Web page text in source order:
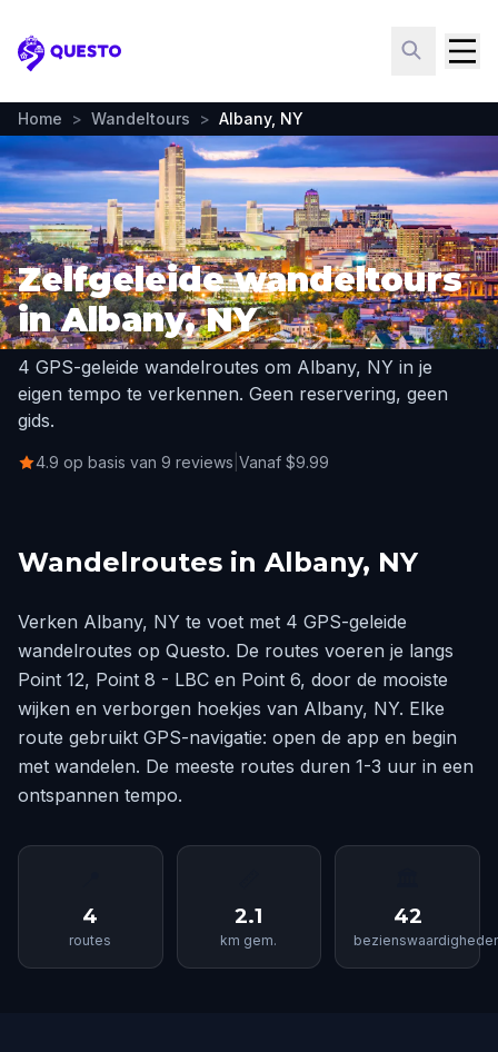
Questo
Home > Wandeltours > Albany, NY
Zelfgeleide wandeltours
in Albany, NY
4 GPS-geleide wandelroutes om Albany, NY in je
eigen tempo te verkennen. Geen reservering, geen
gids.
4.9 op basis van 9 reviews Vanaf $9.99
Wandelroutes in Albany, NY
Verken Albany, NY te voet met 4 GPS-geleide
wandelroutes op Questo. De routes voeren je langs
Point 12, Point 8 - LBC en Point 6, door de mooiste
wijken en verborgen hoekjes van Albany, NY. Elke
route gebruikt GPS-navigatie: open de app en begin
met wandelen. De meeste routes duren 1-3 uur in een
ontspannen tempo.
4
routes
2.1
km gem.
42